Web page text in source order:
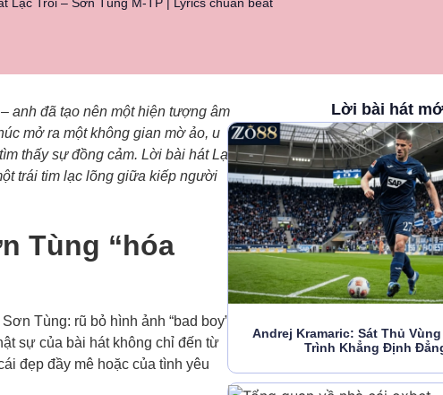
anh đã tạo nên một hiện tượng âm
mở ra một không gian mờ ảo, u
thấy sự đồng cảm. Lời bài hát Lạc
trái tim lạc lõng giữa kiếp người
Tùng “hóa
Tùng: rũ bỏ hình ảnh “bad boy”
sự của bài hát không chỉ đến từ
đẹp đầy mê hoặc của tình yêu
Lời bài hát
Andrej Kramaric: Sát Thủ Vùng
Trình Khẳng Định